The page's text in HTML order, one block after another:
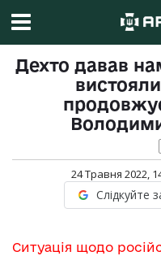
Дехто давав
24 Травня 2022,
Слідкуйте
Ситуація щодо